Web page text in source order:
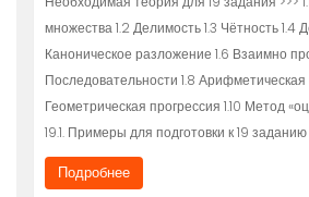
множества 1.2 Делимость 1.3 Чётность 1.4
Каноническое разложение 1.6 Взаимно
Последовательности 1.8 Арифметическая
Геометрическая прогрессия 1.10 Метод
19.1. Примеры для подготовки к 19 заданию
Подробнее